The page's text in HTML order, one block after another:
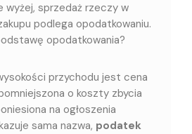
wyżej, sprzedaż rzeczy w
podlega opodatkowaniu.
opodatkowania?
przychodu jest cena
o koszty zbycia
na ogłoszenia
sama nazwa, podatek